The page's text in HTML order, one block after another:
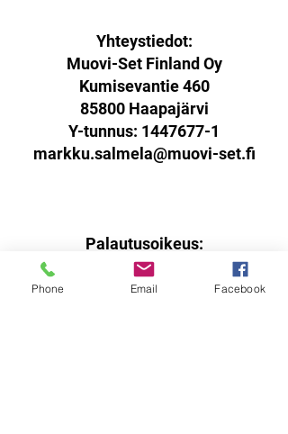
Yhteystiedot:
Muovi-Set Finland Oy
Kumisevantie 460
85800 Haapajärvi
Y-tunnus: 1447677-1
markku.salmela@muovi-set.fi
Palautusoikeus:
Sinulla on oikeus palauttaa
verkkokaupasta ostamasi tuotteet
Phone Email Facebook